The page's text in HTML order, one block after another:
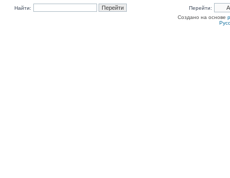
Найти:
Перейти:
Создано на основе